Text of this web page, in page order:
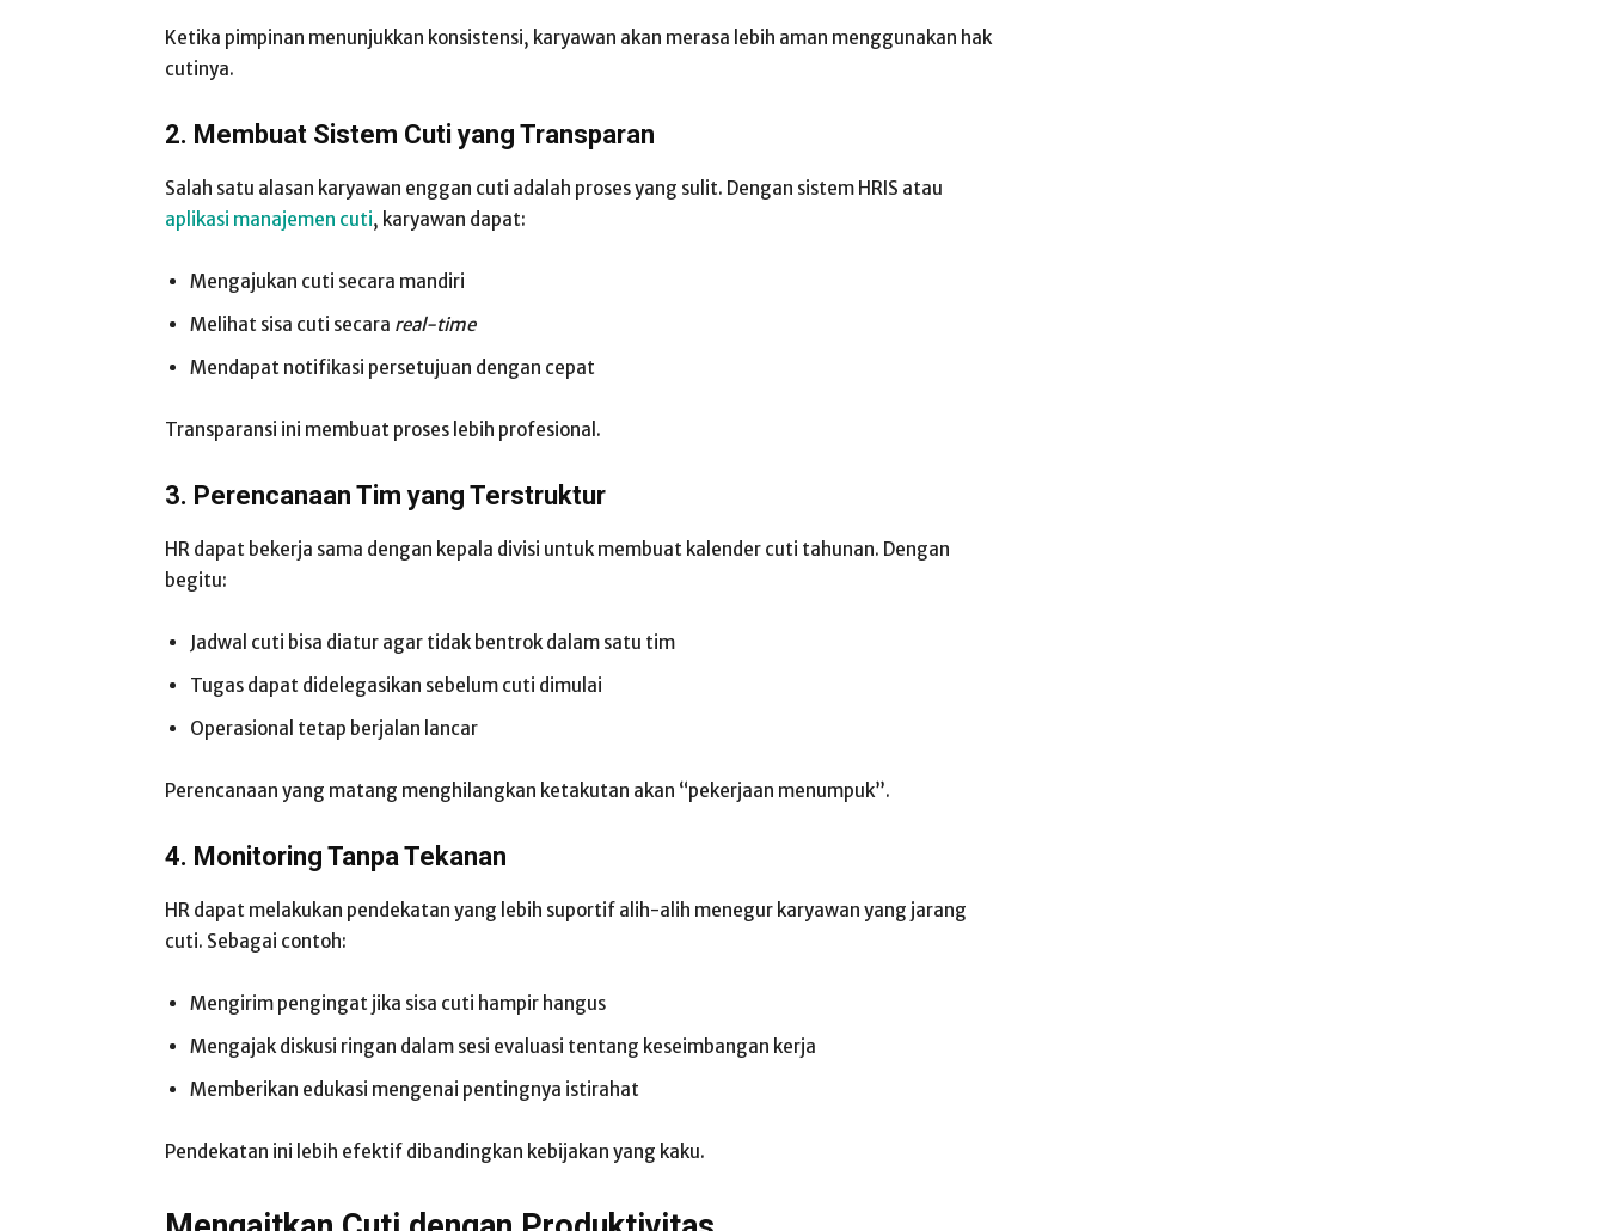
Ketika pimpinan menunjukkan konsistensi, karyawan akan merasa lebih aman menggunakan hak
cutinya.
2. Membuat Sistem Cuti yang Transparan
Salah satu alasan karyawan enggan cuti adalah proses yang sulit. Dengan sistem HRIS atau
aplikasi manajemen cuti, karyawan dapat:
Mengajukan cuti secara mandiri
Melihat sisa cuti secara real-time
Mendapat notifikasi persetujuan dengan cepat
Transparansi ini membuat proses lebih profesional.
3. Perencanaan Tim yang Terstruktur
HR dapat bekerja sama dengan kepala divisi untuk membuat kalender cuti tahunan. Dengan
begitu:
Jadwal cuti bisa diatur agar tidak bentrok dalam satu tim
Tugas dapat didelegasikan sebelum cuti dimulai
Operasional tetap berjalan lancar
Perencanaan yang matang menghilangkan ketakutan akan “pekerjaan menumpuk”.
4. Monitoring Tanpa Tekanan
HR dapat melakukan pendekatan yang lebih suportif alih-alih menegur karyawan yang jarang
cuti. Sebagai contoh:
Mengirim pengingat jika sisa cuti hampir hangus
Mengajak diskusi ringan dalam sesi evaluasi tentang keseimbangan kerja
Memberikan edukasi mengenai pentingnya istirahat
Pendekatan ini lebih efektif dibandingkan kebijakan yang kaku.